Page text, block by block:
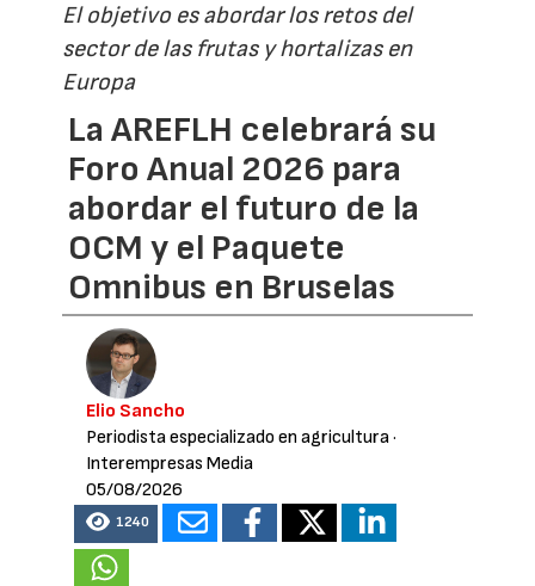
El objetivo es abordar los retos del
sector de las frutas y hortalizas en
Europa
La AREFLH celebrará su
Foro Anual 2026 para
abordar el futuro de la
OCM y el Paquete
Omnibus en Bruselas
Elio Sancho
Periodista especializado en agricultura·
Interempresas Media
05/08/2026
1240